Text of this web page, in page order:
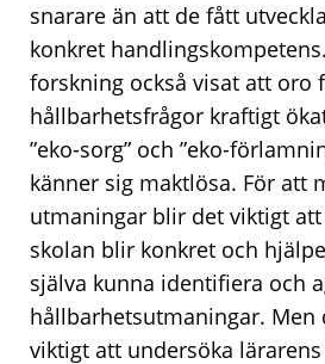
snarare än att de fått
konkret
forskning också visat att oro
hållbarhetsfrågor kraftigt
”eko-sorg” och ”eko-
känner sig maktlösa. För att
utmaningar blir det viktigt
skolan blir konkret och
själva kunna identifiera och
hållbarhetsutmaningar. Men
viktigt att undersöka